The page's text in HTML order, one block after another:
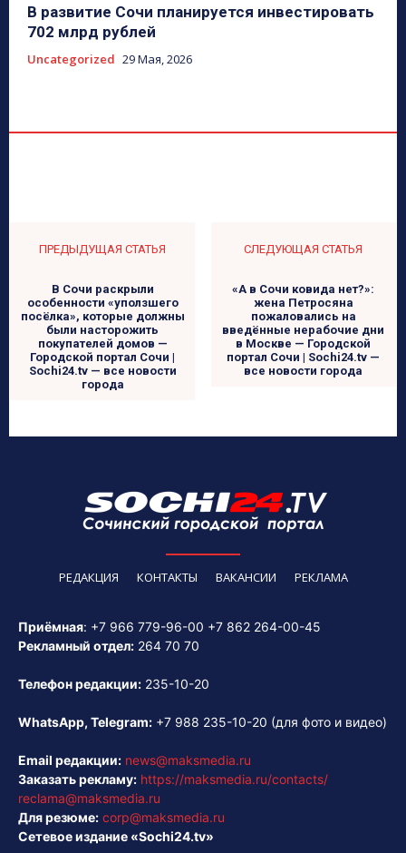
В развитие Сочи планируется инвестировать
702 млрд рублей
Uncategorized 29 Мая, 2026
ПРЕДЫДУЩАЯ СТАТЬЯ
В Сочи раскрыли
особенности «уползшего
посёлка», которые должны
были насторожить
покупателей домов —
Городской портал Сочи |
Sochi24.tv — все новости
города
СЛЕДУЮЩАЯ СТАТЬЯ
«А в Сочи ковида нет?»:
жена Петросяна
пожаловались на
введённые нерабочие дни
в Москве — Городской
портал Сочи | Sochi24.tv —
все новости города
РЕДАКЦИЯ КОНТАКТЫ ВАКАНСИИ РЕКЛАМА
Приёмная: +7 966 779-96-00 +7 862 264-00-45
Рекламный отдел: 264 70 70
Телефон редакции: 235-10-20
WhatsApp, Telegram: +7 988 235-10-20 (для фото и видео)
Email редакции: news@maksmedia.ru
Заказать рекламу: https://maksmedia.ru/contacts/
reclama@maksmedia.ru
Для резюме: corp@maksmedia.ru
Сетевое издание «Sochi24.tv»